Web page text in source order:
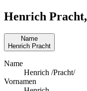
Henrich Pracht,
Name
Henrich Pracht
Name
Henrich /Pracht/
Vornamen